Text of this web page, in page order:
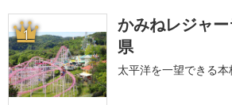
1
かみねレジャ
県
太平洋を一望できる